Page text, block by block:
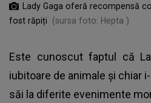
Lady Gaga oferă recompensă
fost răpiți
(sursa foto: Hepta )
Este cunoscut faptul că
iubitoare de animale și chiar
săi la diferite evenimente